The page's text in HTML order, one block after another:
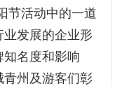
节活动中的一道
发展的企业形
名度和影响
州及游客们彰